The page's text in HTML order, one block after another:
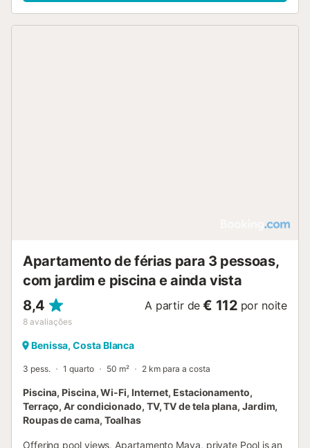
Apartamento de férias para 3 pessoas,
com jardim e piscina e ainda vista
8,4
8 avaliações
A partir de € 112 por noite
Benissa, Costa Blanca
3 pess. 1 quarto 50 m² 2 km para a costa
Piscina, Piscina, Wi-Fi, Internet, Estacionamento,
Terraço, Ar condicionado, TV, TV de tela plana, Jardim,
Roupas de cama, Toalhas
Offering pool views, Apartamento Maya, private Pool is an